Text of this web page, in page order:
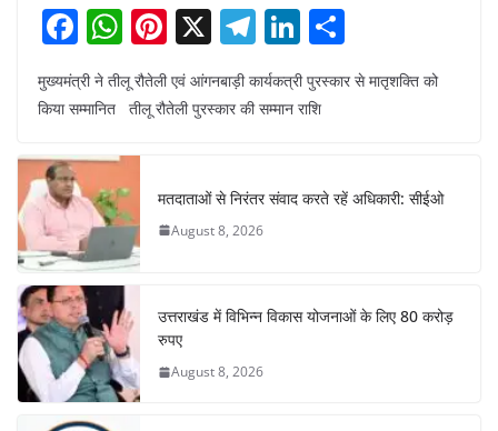
F
a
c
b
o
o
k
W
h
at
A
p
p
Pi
nt
er
X T
el
e
m
Li
n
k
n
h
ar
मुख्यमंत्री ने तीलू रौतेली एवं आंगनबाड़ी कार्यकत्री पुरस्कार से मातृशक्ति को
किया सम्मानित तीलू रौतेली पुरस्कार की सम्मान राशि
मतदाताओं से निरंतर संवाद करते रहें अधिकारी: सीईओ
August 8, 2026
उत्तराखंड में विभिन्न विकास योजनाओं के लिए 80 करोड़
रुपए
August 8, 2026